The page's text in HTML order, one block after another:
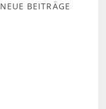
BEITRÄGE